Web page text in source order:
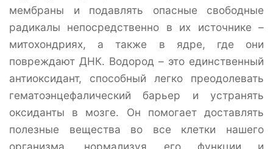
мембраны и подавлять опасные свободные
радикалы непосредственно в их источнике –
митохондриях, а также в ядре, где они
повреждают ДНК. Водород – это единственный
антиоксидант, способный легко преодолевать
гематоэнцефалический барьер и устранять
оксиданты в мозге. Он помогает доставлять
полезные вещества во все клетки нашего
организма, нормализуя его функции и